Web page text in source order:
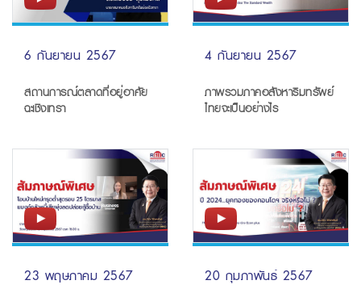
6 กันยายน 2567
สถานการณ์ตลาดที่อยู่อาศัย
ฉะเชิงเทรา
4 กันยายน 2567
ภาพรวมภาคอสังหาริมทรัพย์
ไทยจะเป็นอย่างไร
23 พฤษภาคม 2567 20 กุมภาพันธ์ 2567